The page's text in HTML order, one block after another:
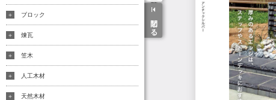
閉じる
ブロック
煉瓦
笠木
人工木材
天然木材